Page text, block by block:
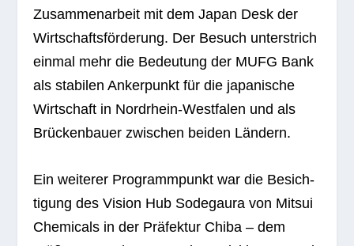
Zusam­men­ar­beit mit dem Japan Desk der
Wirt­schafts­för­de­rung. Der Besuch unter­strich
ein­mal mehr die Bedeu­tung der MUFG Bank
als sta­bi­len Anker­punkt für die japa­ni­sche
Wirt­schaft in Nord­rhein-West­fa­len und als
Brü­cken­bauer zwi­schen bei­den Ländern.
Ein wei­te­rer Pro­gramm­punkt war die Besich­
ti­gung des Vision Hub Sode­gaura von Mit­sui
Che­mi­cals in der Prä­fek­tur Chiba – dem